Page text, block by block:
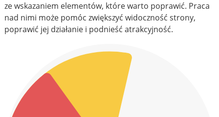
ze wskazaniem elementów, które warto poprawić. Praca
nad nimi może pomóc zwiększyć widoczność strony,
poprawić jej działanie i podnieść atrakcyjność.